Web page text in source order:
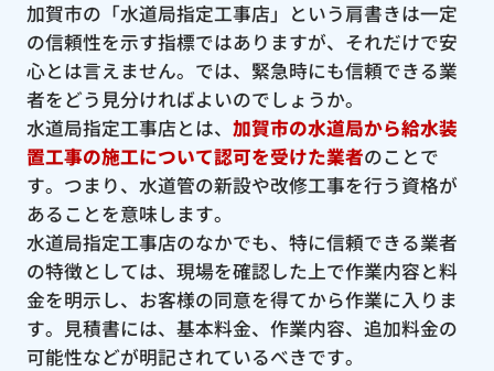
加賀市の「水道局指定工事店」という肩書きは一定
の信頼性を示す指標ではありますが、それだけで安
心とは言えません。では、緊急時にも信頼できる業
者をどう見分ければよいのでしょうか。
水道局指定工事店とは、 加賀市の水道局から給水装
置工事の施工について認可を受けた業者のことで
す。つまり、水道管の新設や改修工事を行う資格が
あることを意味します。
水道局指定工事店のなかでも、特に信頼できる業者
の特徴としては、現場を確認した上で作業内容と料
金を明示し、お客様の同意を得てから作業に入りま
す。見積書には、基本料金、作業内容、追加料金の
可能性などが明記されているべきです。